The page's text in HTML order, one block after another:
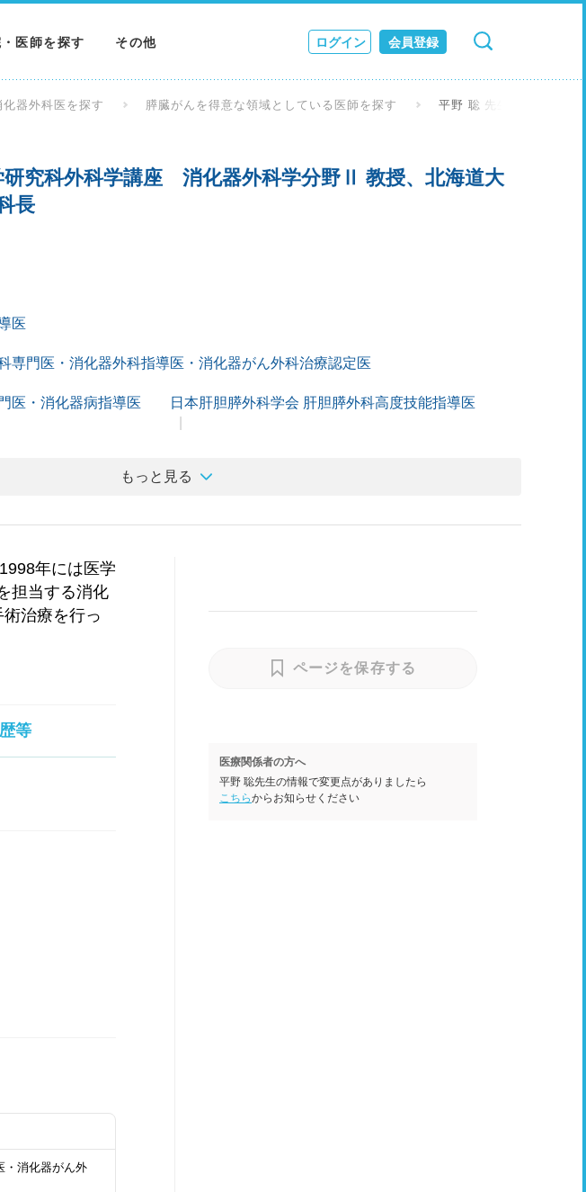
医師を探す その他 ログイン 会員登録
検索 キャンセル
化器外科医を探す 膵臓がんを得意な領域としている医師を探す 平野 聡 先生
研究科外科学講座 消化器外科学分野Ⅱ 教授、北海道大
長
医
専門医・消化器外科指導医・消化器がん外科治療認定医
医・消化器病指導医 日本肝胆膵外科学会 肝胆膵外科高度技能指導医
もっと見る
年には医学
担当する消化
治療を行っ
等
・消化器がん外
ページを保存する
医療関係者の方へ
平野 聡先生の情報で変更点がありましたら
こちらからお知らせください